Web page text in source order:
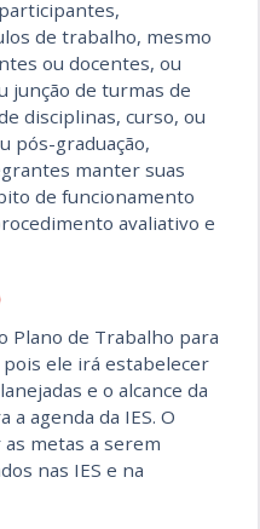
de trabalho, mesmo
ou docentes, ou
junção de turmas de
disciplinas, curso, ou
pós-graduação,
manter suas
de funcionamento
avaliativo e
Plano de Trabalho para
ele irá estabelecer
e o alcance da
a agenda da IES. O
metas a serem
nas IES e na